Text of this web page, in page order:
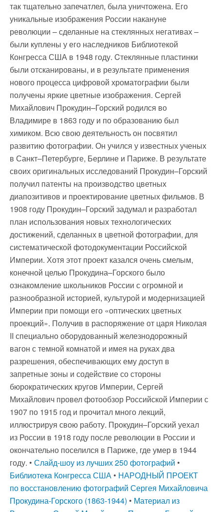
так тщательно запечатлел, была уничтожена. Его
уникальные изображения России накануне
революции – сделанные на стеклянных негативах –
были куплены у его наследников Библиотекой
Конгресса США в 1948 году. Cтеклянные пластинки
были отсканированы, и в результате применения
нового процесса цифровой хроматографии были
получены яркие цветные изображения. Сергей
Михайлович Прокудин–Горский родился во
Владимире в 1863 году и по образованию был
химиком. Всю свою деятельность он посвятил
развитию фотографии. Он учился у известных ученых
в Санкт–Петербурге, Берлине и Париже. В результате
своих оригинальных исследований Прокудин–Горский
получил патенты на производство цветных
диапозитивов и проектирование цветных фильмов. В
1908 году Прокудин–Горский задумал и разработал
план использования новых технологических
достижений, сделанных в цветной фотографии, для
систематической фотодокументации Российской
Империи. Хотя этот проект казался очень смелым,
конечной целью Прокудина–Горского было
ознакомление школьников России с огромной и
разнообразной историей, культурой и модернизацией
Империи при помощи его «оптических цветных
проекций». Получив в распоряжение от царя Николая
II специально оборудованный железнодорожный
вагон с темной комнатой и имея на руках два
разрешения, обеспечивающих ему доступ в
запретные зоны и содействие со стороны
бюрократических кругов Империи, Сергей
Михайлович провел фотообзор Российской Империи с
1907 по 1915 год и прочитал много лекций,
иллюстрируя свою работу. Прокудин–Горский уехал
из России в 1918 году после революции в России и
окончательно поселился в Париже, где умер в 1944
году. • Слайд-шоу из лучших 250 фотографий •
Библиотекa Конгресса США • НАРОДНЫЙ ПРОЕКТ
по восстановлению фотографий Сергея Михайловича
Прокудина-Горского (1863-1944) • Материал из